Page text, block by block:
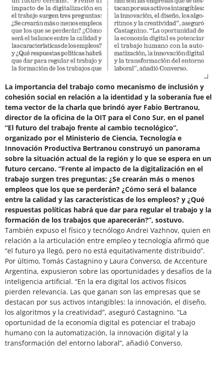
La importancia del trabajo como mecanismo de inclusión y
cohesión social en relación a la identidad y la soberanía fue el
tema vector de la charla que brindó ayer Fabio Bertranou,
director de la oficina de la OIT para el Cono Sur, en el panel
“El futuro del trabajo frente al cambio tecnológico”,
organizado por el Ministerio de Ciencia, Tecnología e
Innovación Productiva Bertranou construyó un panorama
sobre la situación actual de la región y lo que se espera en un
futuro cercano. “Frente al impacto de la digitalización en el
trabajo surgen tres preguntas: ¿Se crearán más o menos
empleos que los que se perderán? ¿Cómo será el balance
entre la calidad y las características de los empleos? y ¿Qué
respuestas políticas habrá que dar para regular el trabajo y la
formación de los trabajos que aparecerán?”, sostuvo.
También expuso el físico y tecnólogo Andrei Vazhnov, quien en
relación a la articulación entre empleo y tecnología afirmó que
“el futuro ya llegó, pero no está equitativamente distribuido”.
Por último, Tomás Castagnino y Laura Converso, de Accenture
Argentina, expusieron sobre las oportunidades y desafíos de la
inteligencia artificial. “En la era digital los activos físicos
pierden relevancia. Las que ganan son las empresas que se
destacan por sus activos intangibles: la innovación, el diseño,
los algoritmos y la creatividad”, aseguró Castagnino. “La
oportunidad de la economía digital es potenciar el trabajo
humano con la automatización, la innovación digital y la
transformación del entorno laboral”, añadió Converso.